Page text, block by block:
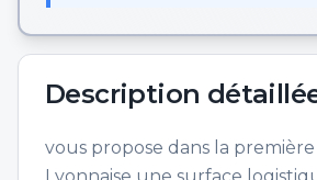
Description
vous propose dans la